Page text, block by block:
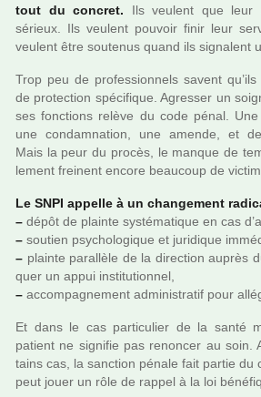
tout du concret. Ils veu­lent que leur
sérieux. Ils veu­lent pou­voir finir leur
veu­lent être sou­te­nus quand ils signa­lent
Trop peu de pro­fes­sion­nels savent qu’ils
de pro­tec­tion spé­ci­fi­que. Agresser un
ses fonc­tions relève du code pénal.
une condam­na­tion, une amende, et
Mais la peur du procès, le manque de
le­ment frei­nent encore beau­coup de
Le SNPI appelle à un chan­ge­ment
– dépôt de plainte sys­té­ma­ti­que en cas
– sou­tien psy­cho­lo­gi­que et juri­di­que
– plainte paral­lèle de la direc­tion auprès
quer un appui ins­ti­tu­tion­nel,
– accom­pa­gne­ment admi­nis­tra­tif pour
Et dans le cas par­ti­cu­lier de la santé
patient ne signi­fie pas renon­cer au soin.
tains cas, la sanc­tion pénale fait partie du
peut jouer un rôle de rappel à la loi